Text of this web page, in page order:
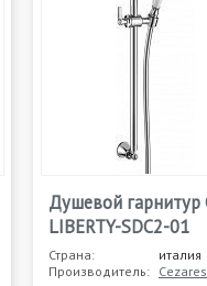
Душевой гарнитур
LIBERTY-SDC2-01
Страна:
италия
Производитель: Cezares